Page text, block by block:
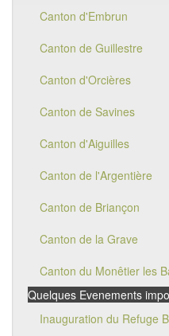
Canton d'Embrun
Canton de Guillestre
Canton d'Orcières
Canton de Savines
Canton d'Aiguilles
Canton de l'Argentière
Canton de Briançon
Canton de la Grave
Canton du Monêtier les
Quelques Evenements
Inauguration du Refuge